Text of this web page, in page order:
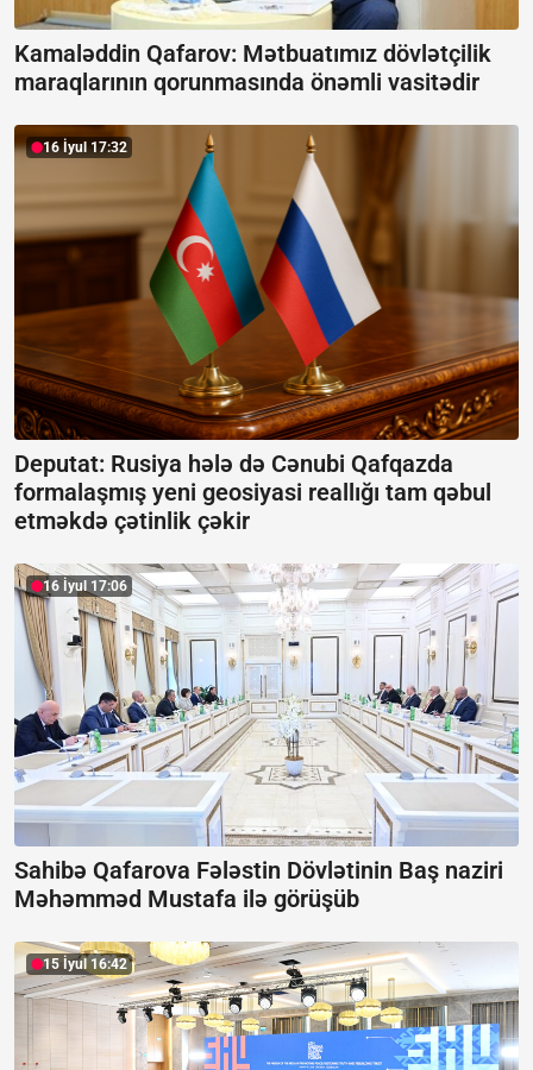
Kamaləddin Qafarov: Mətbuatımız dövlətçilik
maraqlarının qorunmasında önəmli vasitədir
16 İyul 17:32
Deputat: Rusiya hələ də Cənubi Qafqazda
formalaşmış yeni geosiyasi reallığı tam qəbul
etməkdə çətinlik çəkir
16 İyul 17:06
Sahibə Qafarova Fələstin Dövlətinin Baş naziri
Məhəmməd Mustafa ilə görüşüb
15 İyul 16:42